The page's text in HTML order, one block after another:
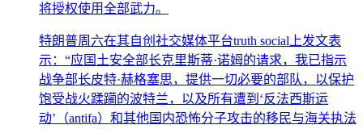
将授权使用全部武力。
特朗普周六在其自创社交媒体平台truth social上发文表
示：“应国土安全部长克里斯蒂·诺姆的请求，我已指示
战争部长皮特·赫格塞思，提供一切必要的部队，以保护
饱受战火蹂躏的波特兰，以及所有遭到‘反法西斯运
动’（antifa）和其他国内恐怖分子攻击的移民与海关执法